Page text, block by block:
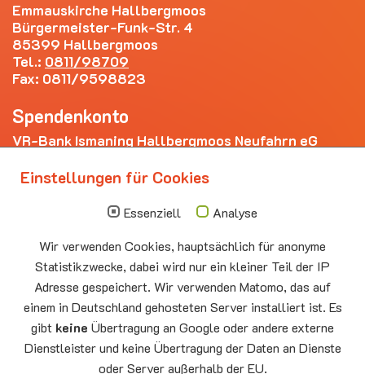
Emmauskirche Hallbergmoos
Bürgermeister-Funk-Str. 4
85399 Hallbergmoos
Tel.: 0811/98709
Fax: 0811/9598823
Spendenkonto
VR-Bank Ismaning Hallbergmoos Neufahrn eG
Die nächsten Termine
10.00 - 11.00
Auferstehungskirche Neufahrn
Montag
15.00 - 17.00
10.08
Senioren-Spieletreff Neufahrn
Auferstehungskirche Neufahrn
Mittwoch
20.00 Offenes Ende
Einstellungen für Cookies
Essenziell
Analyse
Wir verwenden Cookies, hauptsächlich für anonyme
Statistikzwecke, dabei wird nur ein kleiner Teil der IP
Adresse gespeichert. Wir verwenden Matomo, das auf
einem in Deutschland gehosteten Server installiert ist. Es
gibt keine Übertragung an Google oder andere externe
Dienstleister und keine Übertragung der Daten an Dienste
oder Server außerhalb der EU.